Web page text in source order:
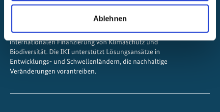
Ablehnen
Die Internationale Klimaschutzinitiative (IKI) ist eines der
wichtigsten Instrumente der Bundesregierung zur
internationalen Finanzierung von Klimaschutz und
Biodiversität. Die IKI unterstützt Lösungsansätze in
Entwicklungs- und Schwellenländern, die nachhaltige
Veränderungen vorantreiben.